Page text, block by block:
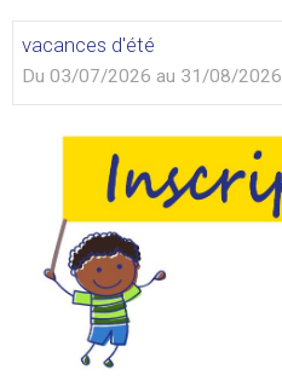
vacances d'été
Du 03/07/2026 au 31/08/2026